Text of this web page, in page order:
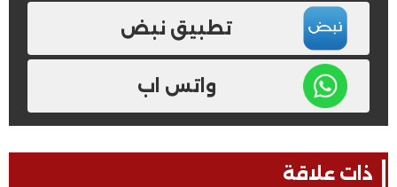
تطبيق نبض
واتس اب
ذات علاقة